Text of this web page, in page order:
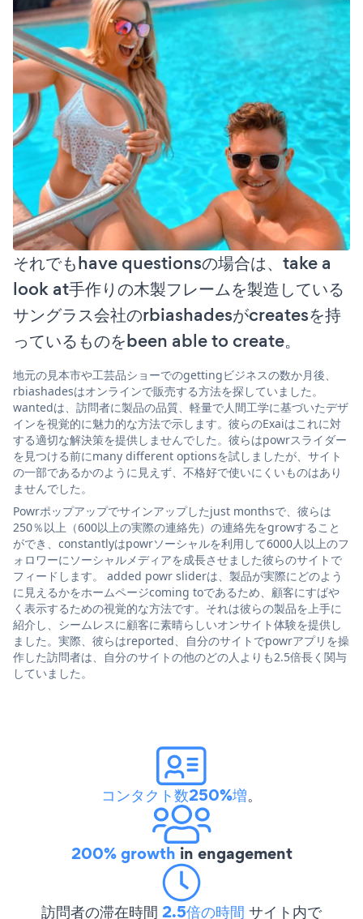
それでもhave questionsの場合は、take a
look at手作りの木製フレームを製造している
サングラス会社のrbiashadesがcreatesを持
っているものをbeen able to create。
地元の見本市や工芸品ショーでのgettingビジネスの数か月後、
rbiashadesはオンラインで販売する方法を探していました。
wantedは、訪問者に製品の品質、軽量で人間工学に基づいたデザ
インを視覚的に魅力的な方法で示します。彼らのExaiはこれに対
する適切な解決策を提供しませんでした。彼らはpowrスライダー
を見つける前にmany different optionsを試しましたが、サイト
の一部であるかのように見えず、不格好で使いにくいものはあり
ませんでした。
Powrポップアップでサインアップしたjust monthsで、彼らは
250％以上（600以上の実際の連絡先）の連絡先をgrowすること
ができ、constantlyはpowrソーシャルを利用して6000人以上のフ
ォロワーにソーシャルメディアを成長させました彼らのサイトで
フィードします。 added powr sliderは、製品が実際にどのよう
に見えるかをホームページcoming toであるため、顧客にすばや
く表示するための視覚的な方法です。それは彼らの製品を上手に
紹介し、シームレスに顧客に素晴らしいオンサイト体験を提供し
ました。実際、彼らはreported、自分のサイトでpowrアプリを操
作した訪問者は、自分のサイトの他のどの人よりも2.5倍長く関与
していました。
コンタクト数250%増。
200% growth in engagement
訪問者の滞在時間 2.5倍の時間 サイト内で